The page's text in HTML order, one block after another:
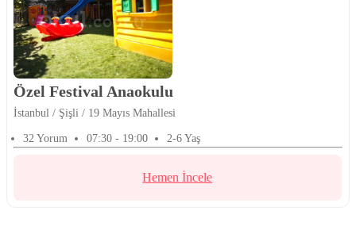
Özel Festival Anaokulu
İstanbul / Şişli / 19 Mayıs Mahallesi
32 Yorum 07:30 - 19:00 2-6 Yaş
Hemen İncele